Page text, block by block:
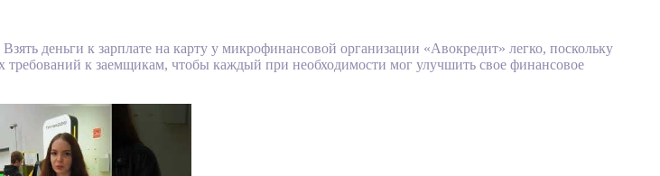
деньги к зарплате на карту у микрофинансовой организации «Авокредит» легко, поскольку
к заемщикам, чтобы каждый при необходимости мог улучшить свое финансовое